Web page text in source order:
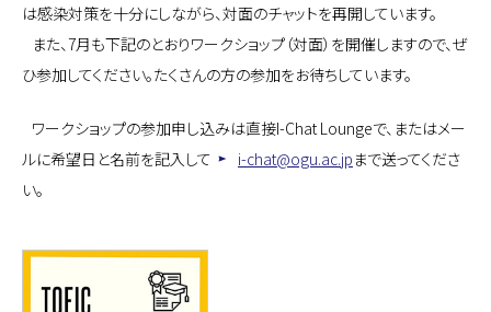
は感染対策を十分にしながら、対面のチャットを再開しています。
また、7月も下記のとおりワークショップ（対面）を開催しますので、ぜ
ひ参加してください。たくさんの方の参加をお待ちしています。
ワークショップの参加申し込みは直接I-Chat Loungeで、またはメー
ルに希望日と名前を記入して
i-chat@ogu.ac.jp まで送ってくださ
い。